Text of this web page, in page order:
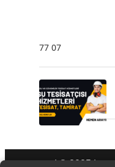
77 07
| © 2025 |-